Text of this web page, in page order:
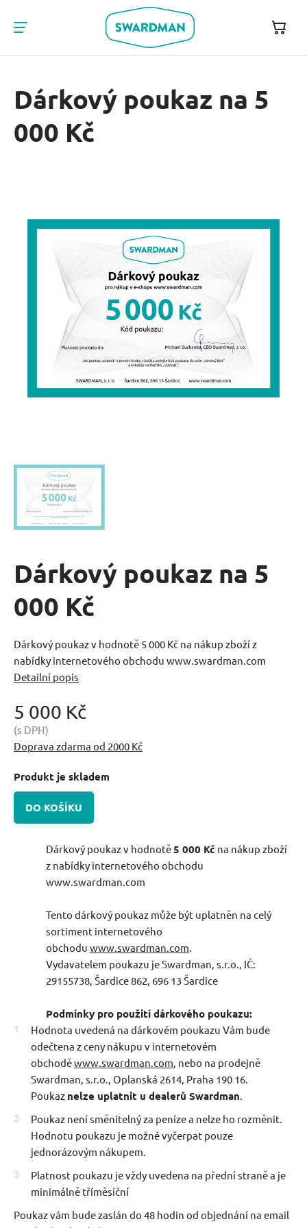
Dárkový poukaz na 5
000 Kč
Dárkový poukaz na 5
000 Kč
Dárkový poukaz v hodnotě 5 000 Kč na nákup zboží z
nabídky internetového obchodu www.swardman.com
Detailní popis
5 000 Kč
(s DPH)
Doprava zdarma od 2000 Kč
Produkt je skladem
DO KOŠÍKU
Dárkový poukaz v hodnotě5 000 Kč na nákup zboží
z nabídky internetového obchodu
www.swardman.com
Tento dárkový poukaz může být uplatněn na celý
sortiment internetového
obchodu www.swardman.com
Vydavatelem poukazu je Swardman, s.r.o., IČ:
29155738, Šardice 862, 696 13 Šardice
Podmínky pro použití dárkového poukazu:
Hodnota uvedená na dárkovém poukazu Vám bude
odečtena z ceny nákupu v internetovém
obchoděwww.swardman.com , nebo na prodejně
Swardman, s.r.o., Oplanská 2614, Praha 190 16.
Poukaz nelze uplatnit u dealerů Swardman
Poukaz není směnitelný za peníze a nelze ho rozměnit.
Hodnotu poukazu je možné vyčerpat pouze
jednorázovým nákupem.
Platnost poukazu je vždy uvedena na přední straně a je
minimálně tříměsíční
Poukaz vám bude zaslán do 48 hodin od objednání na email